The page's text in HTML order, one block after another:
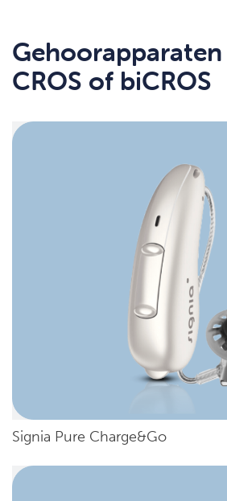
CROS of biCROS
Signia Pure Charge&Go